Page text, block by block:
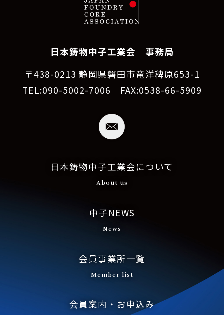
日本鋳物中子工業会 事務局
〒438-0213 静岡県磐田市竜洋稗原653-1
TEL:090-5002-7006 FAX:0538-66-5909
日本鋳物中子工業会について
About us
中子NEWS
News
会員事業所一覧
Member list
会員案内・お申込み